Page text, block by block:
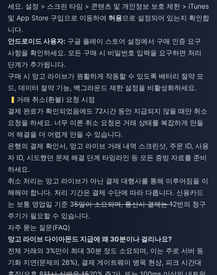
세요. 설정 > 스크린 타임 > 콘텐츠 및 개인정보 보호 제한 > iTunes
및 App Store 구입으로 이동하여 허용으로 설정되어 있는지 확인합
니다.
안드로이드 사용자: 구글 플레이 스토어 설정에서 구매 인증 요구
사항을 확인하세요. 모든 구매 시 비밀번호 입력을 요구하면 처리
단계가 추가됩니다.
구매 시 망고 라이브가 원활하게 작동할 수 있도록 배터리 절약 모
드, 데이터 절약 기능, 백그라운드 제한 설정을 비활성화하세요.
거래 취소(환불) 요청 시점
결제 완료가 확인되었음에도 72시간 동안 지급되지 않을 때만 취소
요청을 하세요. 너무 이른 취소 요청은 거래 상태를 복잡하게 만들
어 해결을 더 어렵게 만들 수 있습니다.
은행의 결제 확인서, 망고 라이브 거래 내역 스크린샷, 주문 ID, 사용
자 ID, 시도했던 문제 해결 단계 타임라인 등 모든 증빙 자료를 준비
하세요.
취소 처리는 망고 라이브가 아닌 결제 대행사를 통해 이루어짐을 이
해해야 합니다. 처리 기간은 결제 수단에 따라 다릅니다. 신용카드
는 보통 영업일 기준 35일이 소요되며, 통신사 결제는 12번의 청구
주기가 필요할 수 있습니다.
자주 묻는 질문(FAQ)
망고 라이브 다이아몬드 지급에 왜 30분이나 걸리나요?
전체 거래의 3%만이 최대 30분 정도 소요되며, 이는 주로 서버 동
기화 지연(문제의 28%), 결제 게이트웨이 병목 현상, 피크 시간대